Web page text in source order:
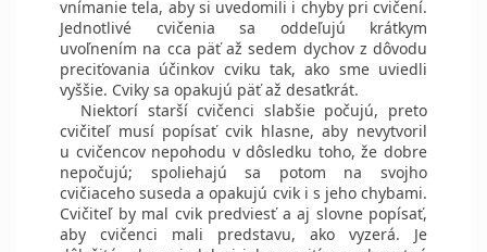
vnímanie tela, aby si uvedomili i chyby pri cvičení.
Jednotlivé cvičenia sa oddeľujú krátkym
uvoľnením na cca päť až sedem dychov z dôvodu
preciťovania účinkov cviku tak, ako sme uviedli
vyššie. Cviky sa opakujú päť až desaťkrát.
Niektorí starší cvičenci slabšie počujú, preto
cvičiteľ musí popísať cvik hlasne, aby nevytvoril
u cvičencov nepohodu v dôsledku toho, že dobre
nepočujú; spoliehajú sa potom na svojho
cvičiaceho suseda a opakujú cvik i s jeho chybami.
Cvičiteľ by mal cvik predviesť a aj slovne popísať,
aby cvičenci mali predstavu, ako vyzerá. Je